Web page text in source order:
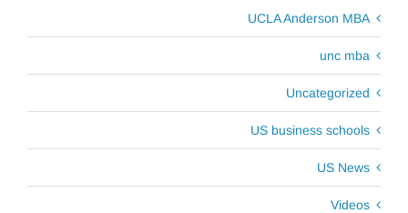
UCLA Anderson MBA
unc mba
Uncategorized
US business schools
US News
Videos